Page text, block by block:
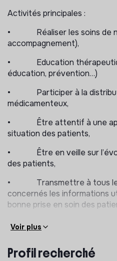
Activités principales :
• Réaliser les soins de
accompagnement),
• Education
éducation, prévention…)
• Participer à la
médicamenteux,
• Être attentif à une
situation des patients,
• Être en veille sur
des patients,
• Transmettre à tous
concernés les informations
bonne prise en soin des
• Assurer la cohérence
actions de soins entreprises,
• Participer
Voir plus
Profil recherché